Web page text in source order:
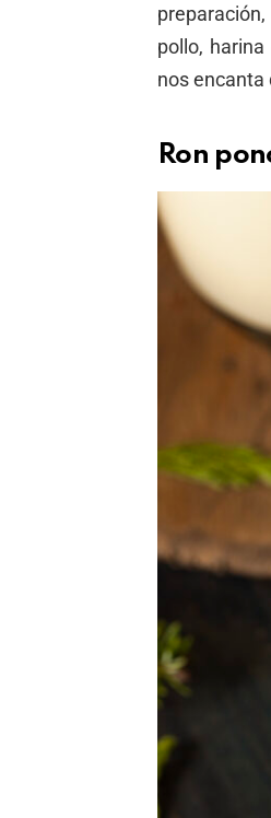
pollo,
nos encanta
Ron